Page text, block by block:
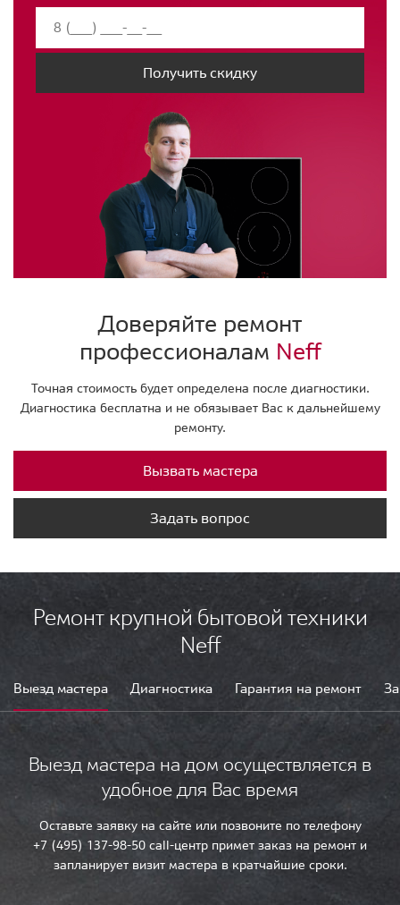
Получить скидку
Доверяйте ремонт
профессионалам Neff
Точная стоимость будет определена после диагностики.
Диагностика бесплатна и не обязывает Вас к дальнейшему
ремонту.
Вызвать мастера
Задать вопрос
Ремонт крупной бытовой техники
Neff
Выезд мастера Диагностика Гарантия на ремонт
Выезд мастера на дом осуществляется в
удобное для Вас время
Оставьте заявку на сайте или позвоните по телефону
+7 (495) 137-98-50 call-центр примет заказ на ремонт и
запланирует визит мастера в кратчайшие сроки.